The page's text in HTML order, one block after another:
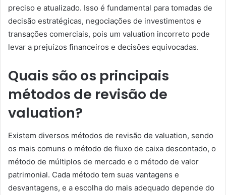
preciso e atualizado. Isso é fundamental para tomadas de
decisão estratégicas, negociações de investimentos e
transações comerciais, pois um valuation incorreto pode
levar a prejuízos financeiros e decisões equivocadas.
Quais são os principais
métodos de revisão de
valuation?
Existem diversos métodos de revisão de valuation, sendo
os mais comuns o método de fluxo de caixa descontado, o
método de múltiplos de mercado e o método de valor
patrimonial. Cada método tem suas vantagens e
desvantagens, e a escolha do mais adequado depende do